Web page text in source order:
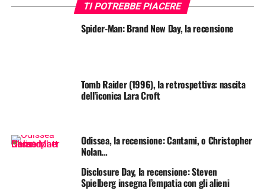
TI POTREBBE PIACERE
Spider-Man: Brand New Day, la recensione
Tomb Raider (1996), la retrospettiva: nascita
dell’iconica Lara Croft
Odissea, la recensione: Cantami, o Christopher
Nolan…
Disclosure Day, la recensione: Steven
Spielberg insegna l’empatia con gli alieni